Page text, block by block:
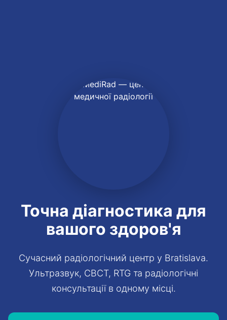
Точна діагностика для
вашого здоров'я
Сучасний радіологічний центр у Bratislava.
Ультразвук, CBCT, RTG та радіологічні
консультації в одному місці.